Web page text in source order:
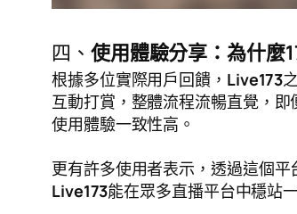
四、 使用體驗分享：為什麼
根據多位實際用戶回饋， Live173
互動打賞，整體流程流暢直覺，即
使用體驗一致性高。
更有許多使用者表示，透過這個
Live173能在眾多直播平台中穩站